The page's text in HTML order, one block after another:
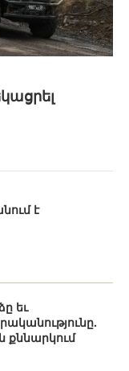
է
եւ
քննարկում